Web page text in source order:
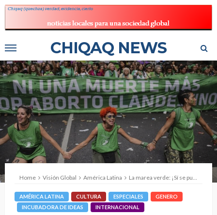
CHIQAQ NEWS
Home Visión Global América Latina La marea verde: ¡Sí se pudo, hermanas!
AMÉRICA LATINA CULTURA ESPECIALES
GENERO
INCUBADORA DE IDEAS
INTERNACIONAL